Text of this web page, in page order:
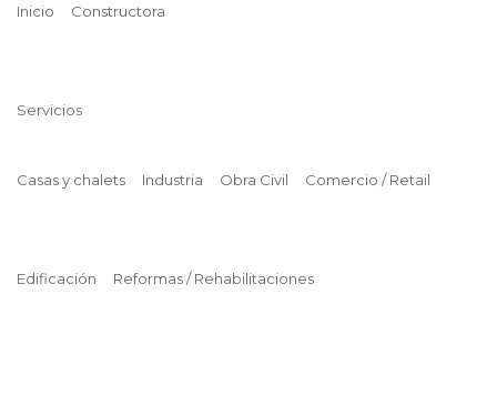
Inicio Constructora
Servicios
Casas y chalets Industria Obra Civil Comercio / Retail
Edificación Reformas / Rehabilitaciones